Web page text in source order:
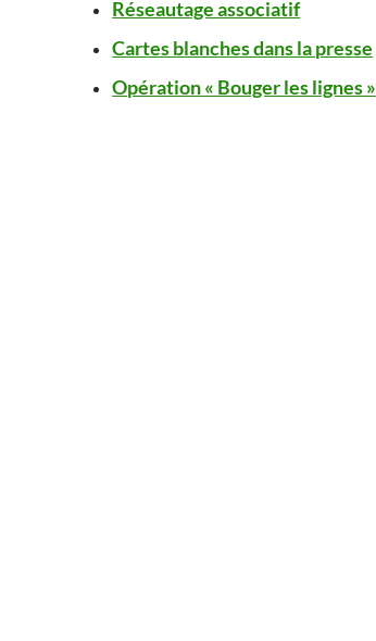
Réseautage associatif
Cartes blanches dans la presse
Opération « Bouger les lignes »